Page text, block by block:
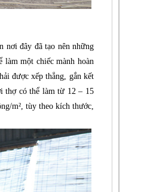
nơi đây đã tạo nên những
làm một chiếc mành hoàn
được xếp thẳng, gắn kết
thợ có thể làm từ 12 – 15
m², tùy theo kích thước,